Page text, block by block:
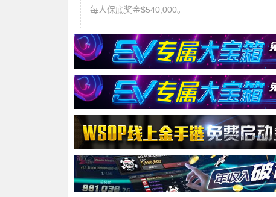
每人保底奖金$540,000。